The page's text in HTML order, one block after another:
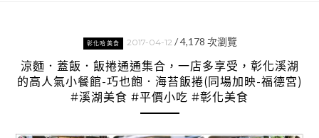
彰化哈美食 2017-04-12 /4,178 次瀏覽
涼麵．蓋飯．飯捲通通集合，一店多享受，彰化溪湖
的高人氣小餐館-巧也飽．海苔飯捲(同場加映-福德宮)
#溪湖美食 #平價小吃 #彰化美食